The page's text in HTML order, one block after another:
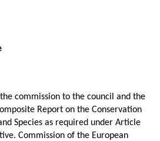
commission to the council and the
Report on the Conservation
Species as required under Article
Commission of the European